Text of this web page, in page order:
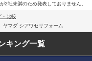
2社未満のため発表しておりません。
・比較
ヤマダ シアワセリフォーム
キング一覧